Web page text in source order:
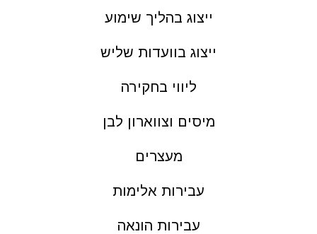
ייצוג בהליך שימוע
ייצוג בוועדות שליש
ליווי בחקירה
מיסים וצווארון לבן
מעצרים
עבירות אלימות
עבירות הונאה